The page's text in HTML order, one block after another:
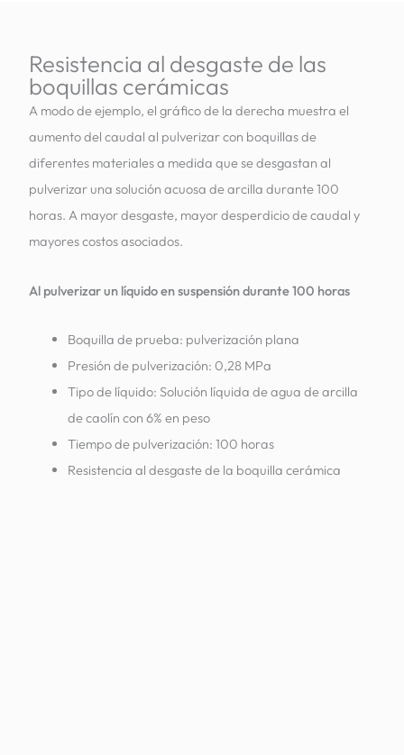
Resistencia al desgaste de las
boquillas cerámicas
A modo de ejemplo, el gráfico de la derecha muestra el
aumento del caudal al pulverizar con boquillas de
diferentes materiales a medida que se desgastan al
pulverizar una solución acuosa de arcilla durante 100
horas. A mayor desgaste, mayor desperdicio de caudal y
mayores costos asociados.
Al pulverizar un líquido en suspensión durante 100 horas
Boquilla de prueba: pulverización plana
Presión de pulverización: 0,28 MPa
Tipo de líquido: Solución líquida de agua de arcilla
de caolín con 6% en peso
Tiempo de pulverización: 100 horas
Resistencia al desgaste de la boquilla cerámica